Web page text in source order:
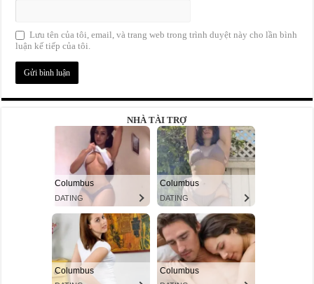
Lưu tên của tôi, email, và trang web trong trình duyệt này cho lần bình
luận kế tiếp của tôi.
NHÀ TÀI TRỢ